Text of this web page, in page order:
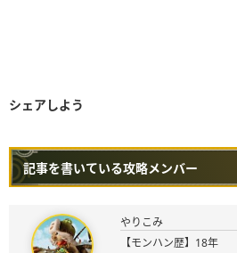
シェアしよう
記事を書いている攻略メンバー
やりこみ
【モンハン歴】18年